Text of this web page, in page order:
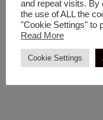
Πινέλο Διπλό Βήτα
and repeat visits. By
the use of ALL the
"Cookie Settings" to
Read More
Cookie Settings